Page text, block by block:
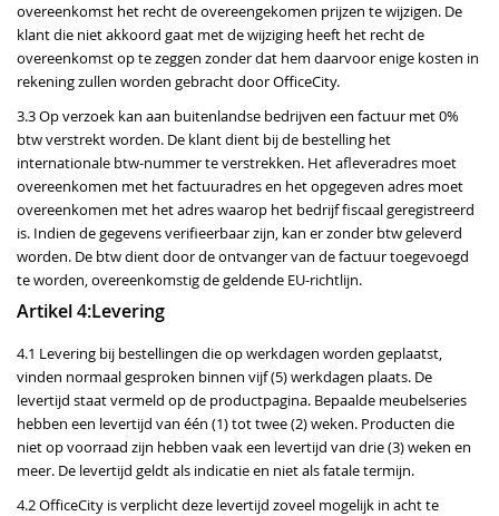
overeenkomst het recht de overeengekomen prijzen te wijzigen. De
klant die niet akkoord gaat met de wijziging heeft het recht de
overeenkomst op te zeggen zonder dat hem daarvoor enige kosten in
rekening zullen worden gebracht door OfficeCity.
3.3 Op verzoek kan aan buitenlandse bedrijven een factuur met 0%
btw verstrekt worden. De klant dient bij de bestelling het
internationale btw-nummer te verstrekken. Het afleveradres moet
overeenkomen met het factuuradres en het opgegeven adres moet
overeenkomen met het adres waarop het bedrijf fiscaal geregistreerd
is. Indien de gegevens verifieerbaar zijn, kan er zonder btw geleverd
worden. De btw dient door de ontvanger van de factuur toegevoegd
te worden, overeenkomstig de geldende EU-richtlijn.
Artikel 4:Levering
4.1 Levering bij bestellingen die op werkdagen worden geplaatst,
vinden normaal gesproken binnen vijf (5) werkdagen plaats. De
levertijd staat vermeld op de productpagina. Bepaalde meubelseries
hebben een levertijd van één (1) tot twee (2) weken. Producten die
niet op voorraad zijn hebben vaak een levertijd van drie (3) weken en
meer. De levertijd geldt als indicatie en niet als fatale termijn.
4.2 OfficeCity is verplicht deze levertijd zoveel mogelijk in acht te